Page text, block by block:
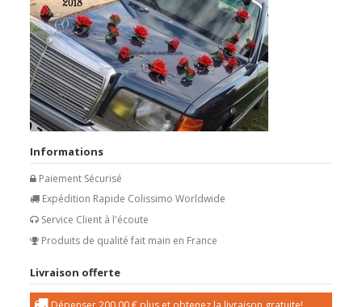
Informations
Paiement Sécurisé
Expédition Rapide Colissimo Worldwide
Service Client à l'écoute
Produits de qualité fait main en France
Livraison offerte